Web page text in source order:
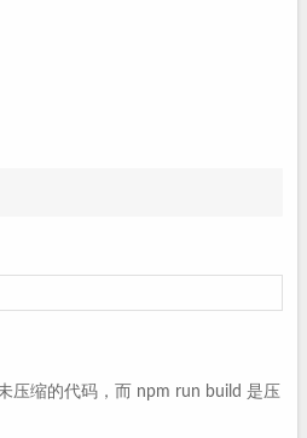
压缩的代码，而 npm run build 是压